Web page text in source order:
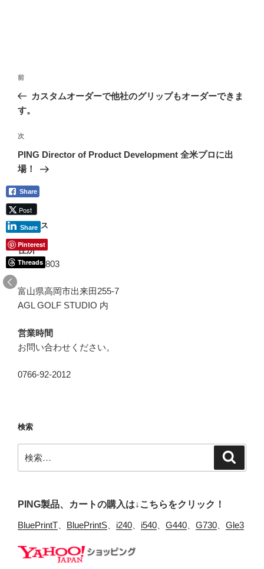
投
ナ
ゲ
ー
シ
ョ
ン
前
の
投
前
カスタムオーダーで他社のグリップもオーダーできま
す。
次
の
投
次
PING Director of Product Development 全米プロに出
場！
アクセス
住所
〒9330803
富山県高岡市出来田255-7
AGL GOLF STUDIO 内
営業時間
お問い合わせください。
0766-92-2012
検索
索:
PING製品、カートの購入は↓こちらをクリック！
BluePrintT BluePrintS i240 i540 G440 G730 Gle3
Share
Post
Share
Pinterest
Threads